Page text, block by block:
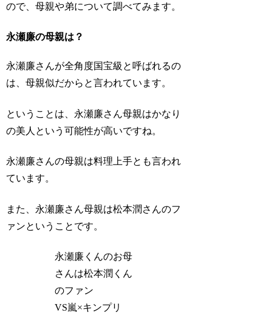
ので、母親や弟について調べてみます。
永瀬廉の母親は？
永瀬廉さんが全角度国宝級と呼ばれるの
は、母親似だからと言われています。
ということは、永瀬廉さん母親はかなり
の美人という可能性が高いですね。
永瀬廉さんの母親は料理上手とも言われ
ています。
また、永瀬廉さん母親は松本潤さんのフ
ァンということです。
永瀬廉くんのお母
さんは松本潤くん
のファン
VS嵐×キンプリ